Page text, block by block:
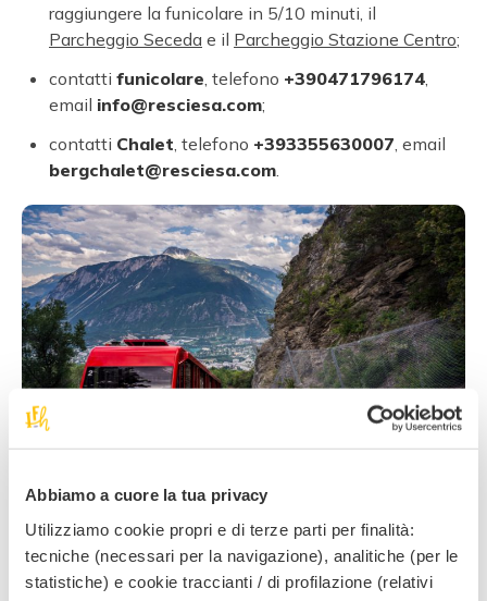
Abbiamo a cuore la tua privacy
Utilizziamo cookie propri e di terze parti per finalità:
tecniche (necessari per la navigazione), analitiche (per le
statistiche) e cookie traccianti / di profilazione (relativi
raggiungere la funicolare in 5/10 minuti, il
Parcheggio Seceda e il Parcheggio Stazione Centro;
contatti funicolare, telefono +390471796174,
email info@resciesa.com;
contatti Chalet, telefono +393355630007, email
bergchalet@resciesa.com.
Sentiero avventura Sul
Monte Pana!